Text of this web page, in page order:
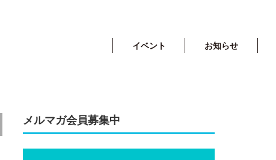
イベント お知らせ
メルマガ会員募集中